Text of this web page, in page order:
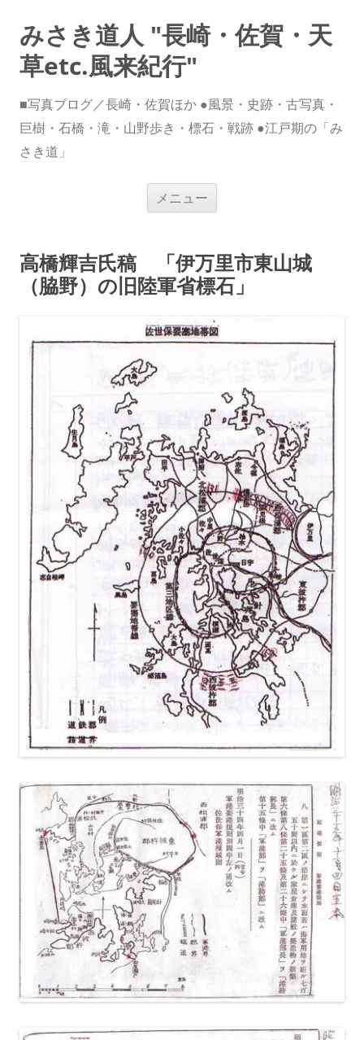
みさき道人 "長崎・佐賀・天
草etc.風来紀行"
■写真ブログ／長崎・佐賀ほか ●風景・史跡・古写真・
巨樹・石橋・滝・山野歩き・標石・戦跡 ●江戸期の「み
さき道」
メニュー
ス
キ
ッ
プ
高橋輝吉氏稿 「伊万里市東山城
（脇野）の旧陸軍省標石」